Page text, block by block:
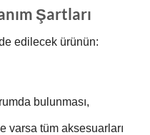
Şartları
edilecek ürünün:
bulunması,
varsa tüm aksesuarları